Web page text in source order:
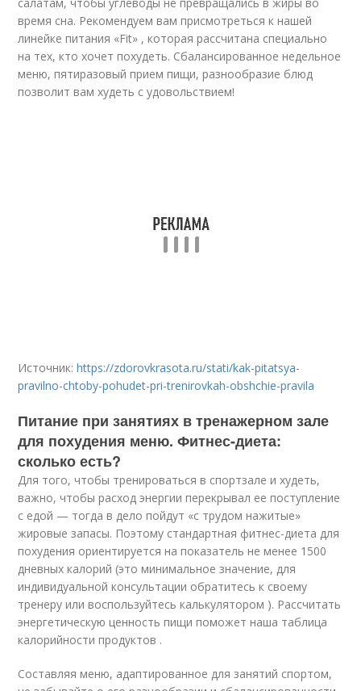
время сна. Рекомендуем вам присмотреться к нашей
линейке питания «Fit» , которая рассчитана специально
на тех, кто хочет похудеть. Сбалансированное недельное
меню, пятиразовый прием пищи, разнообразие блюд
позволит вам худеть с удовольствием!
Источник:https://zdorovkrasota.ru/stati/kak-pitatsya-
pravilno-chtoby-pohudet-pri-trenirovkah-obshchie-pravila
Питание при занятиях в тренажерном зале
для похудения меню. Фитнес-диета:
сколько есть?
Для того, чтобы тренироваться в спортзале и худеть,
важно, чтобы расход энергии перекрывал ее поступление
с едой — тогда в дело пойдут «с трудом нажитые»
жировые запасы. Поэтому стандартная фитнес-диета для
похудения ориентируется на показатель не менее 1500
дневных калорий (это минимальное значение, для
индивидуальной консультации обратитесь к своему
тренеру или воспользуйтесь калькулятором ). Рассчитать
энергетическую ценность пищи поможет наша таблица
калорийности продуктов .
Составляя меню, адаптированное для занятий спортом,